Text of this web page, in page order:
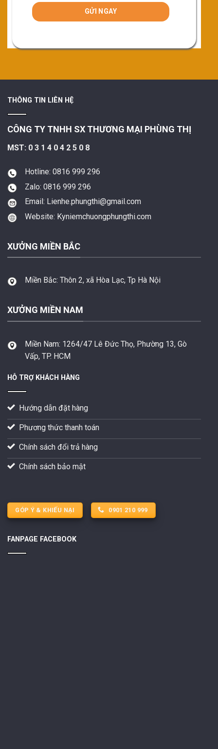
THÔNG TIN LIÊN HỆ
CÔNG TY TNHH SX THƯƠNG MẠI PHÙNG THỊ
MST: 0 3 1 4 0 4 2 5 0 8
Hotline: 0816 999 296
Zalo: 0816 999 296
Email: Lienhe.phungthi@gmail.com
Website: Kyniemchuongphungthi.com
XƯỞNG MIỀN BẮC
Miền Bắc: Thôn 2, xã Hòa Lạc, Tp Hà Nội
XƯỞNG MIỀN NAM
Miền Nam: 1264/47 Lê Đức Thọ, Phường 13, Gò
Vấp, TP. HCM
HỖ TRỢ KHÁCH HÀNG
Hướng dẫn đặt hàng
Phương thức thanh toán
Chính sách đổi trả hàng
Chính sách bảo mật
GÓP Ý & KHIẾU NẠI 0901 210 999
FANPAGE FACEBOOK